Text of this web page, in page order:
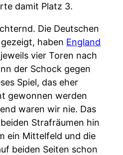
damit Platz 3.
Die Deutschen
haben England
vier Toren nach
der Schock gegen
Spiel, das eher
gewonnen werden
waren wir nie. Das
Strafräumen hin
ein Mittelfeld und die
beiden Seiten schon